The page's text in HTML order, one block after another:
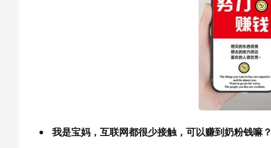
我是宝妈，互联网都很少接触，可以赚到奶粉钱嘛？